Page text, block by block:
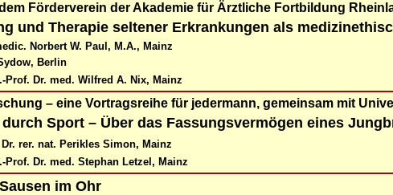
Förderverein der Akademie für Ärztliche Fortbildung
und Therapie seltener Erkrankungen als
Norbert W. Paul, M.A., Mainz
Berlin
Prof. Dr. med. Wilfred A. Nix, Mainz
– eine Vortragsreihe für jedermann, gemeinsam mit
Sport – Über das Fassungsvermögen eines
rer. nat. Perikles Simon, Mainz
Prof. Dr. med. Stephan Letzel, Mainz
im Ohr